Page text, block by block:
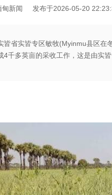
甸新闻 发布于2026-05-20
皆省实皆专区敏牧(Myinmu县区在
4千多英亩的采收工作，这是由实